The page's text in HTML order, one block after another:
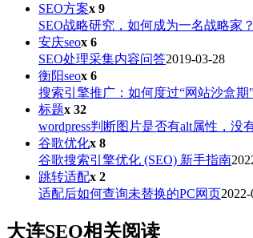
SEO方案x 9
SEO战略研究，如何成为一名战略家？
安庆seox 6
SEO处理采集内容问答2019-03-28
衡阳seox 6
搜索引擎推广：如何度过“网站沙盒期
标题x 32
wordpress判断图片是否有alt属性，没
谷歌优化x 8
谷歌搜索引擎优化 (SEO) 新手指南
跳转适配x 2
适配后如何查询未替换的PC网页
大连SEO相关阅读